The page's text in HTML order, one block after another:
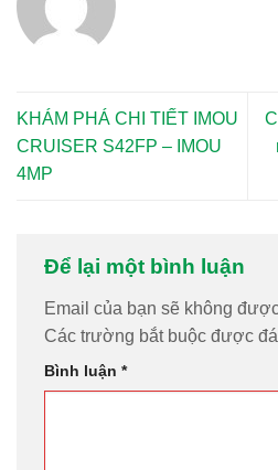
KHÁM PHÁ CHI TIẾT IMOU
CRUISER S42FP – IMOU
4MP
Để lại một bình luận
Email của bạn sẽ không
Các trường bắt buộc được
Bình luận *